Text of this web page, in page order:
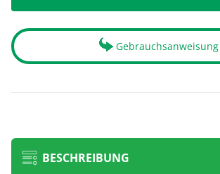
Gebrauchsanweisung
BESCHREIBUNG